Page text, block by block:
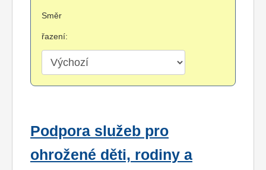
Směr
řazení:
Podpora služeb pro
ohrožené děti, rodiny a